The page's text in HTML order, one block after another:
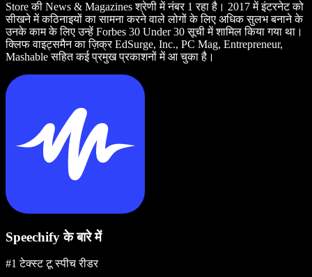
Store की News & Magazines श्रेणी में नंबर 1 रहा है। 2017 में इंटरनेट को
सीखने में कठिनाइयों का सामना करने वाले लोगों के लिए अधिक सुलभ बनाने के
उनके काम के लिए उन्हें Forbes 30 Under 30 सूची में शामिल किया गया था।
क्लिफ वाइट्समैन का ज़िक्र EdSurge, Inc., PC Mag, Entrepreneur,
Mashable सहित कई प्रमुख प्रकाशनों में आ चुका है।
Speechify के बारे में
#1 टेक्स्ट टू स्पीच रीडर